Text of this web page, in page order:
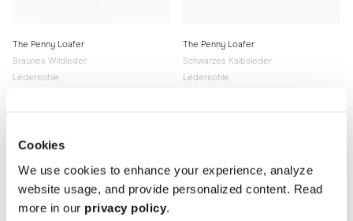
Cookies
We use cookies to enhance your experience, analyze
website usage, and provide personalized content. Read
more in our privacy policy.
The Penny Loafer
Braunes Wildleder
Ledersohle
The Penny Loafer
Schwarzes Kalbsleder
Ledersohle